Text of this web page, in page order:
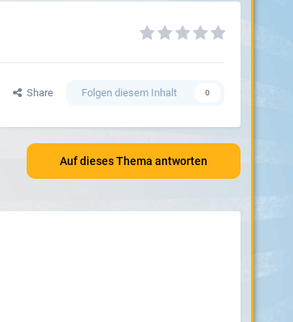
Share Folgen diesem Inhalt 0
Auf dieses Thema antworten